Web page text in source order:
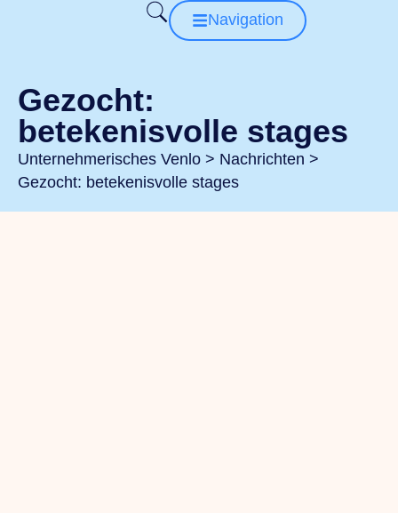
Navigation
Gezocht:
betekenisvolle stages
Unternehmerisches Venlo > Nachrichten >
Gezocht: betekenisvolle stages